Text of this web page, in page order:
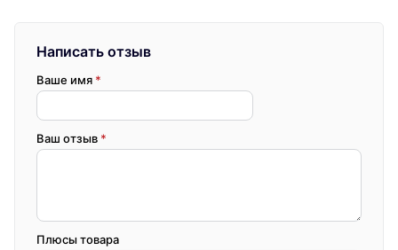
Написать отзыв
Ваше имя *
Ваш отзыв *
Плюсы товара